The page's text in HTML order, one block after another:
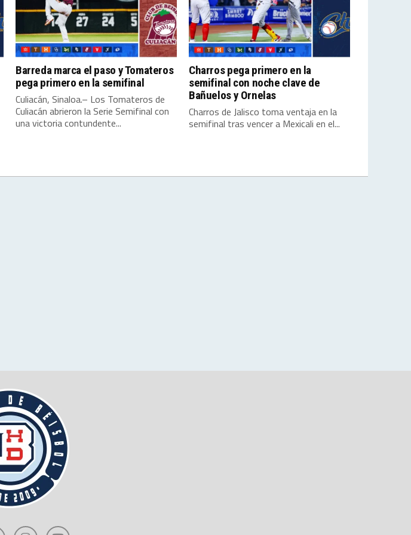
Barreda marca el paso y Tomateros
pega primero en la semifinal
Culiacán, Sinaloa.– Los Tomateros de
Culiacán abrieron la Serie Semifinal con
una victoria contundente...
Charros pega primero en la
semifinal con noche clave de
Bañuelos y Ornelas
Charros de Jalisco toma ventaja en la
semifinal tras vencer a Mexicali en el...